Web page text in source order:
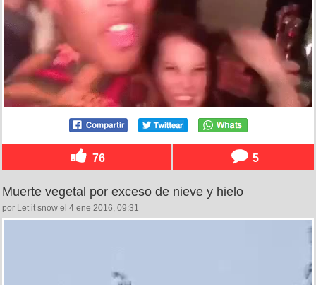
76 5
Muerte vegetal por exceso de nieve y hielo
por Let it snow el 4 ene 2016, 09:31